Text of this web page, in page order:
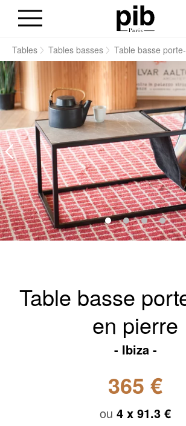
Tables Tables basses Table basse
Table basse
en pierre
Ibiza
365 €
ou 4 x 91.3 €